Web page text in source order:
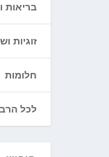
בריאות
זוגיות
חלומות
לכל